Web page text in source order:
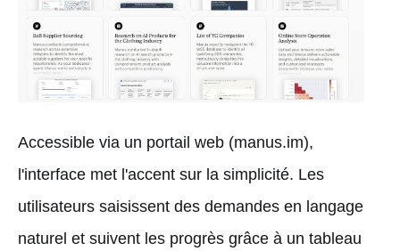
Accessible via un portail web (manus.im),
l'interface met l'accent sur la simplicité. Les
utilisateurs saisissent des demandes en langage
naturel et suivent les progrès grâce à un tableau